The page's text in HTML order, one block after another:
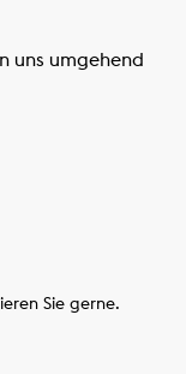
uns umgehend
Sie gerne.